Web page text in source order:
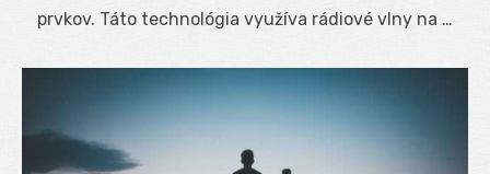
prvkov. Táto technológia využíva rádiové vlny na …